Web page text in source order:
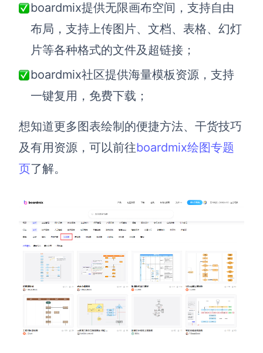
boardmix提供无限画布空间，支持自由
布局，支持上传图片、文档、表格、幻灯
片等各种格式的文件及超链接；
boardmix社区提供海量模板资源，支持
一键复用，免费下载；
想知道更多图表绘制的便捷方法、干货技巧
及有用资源，可以前往boardmix绘图专题
页了解。